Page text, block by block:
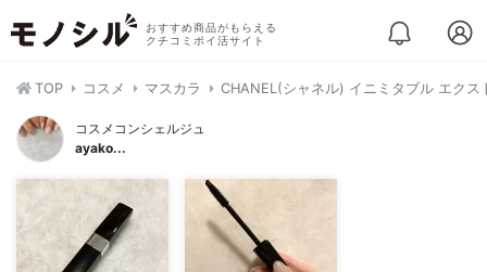
おすすめ商品がもらえる
クチコミポイ活サイト
TOP コスメ マスカラ CHANEL(シャネル) イニミタブル エクス
コスメコンシェルジュ
ayako...